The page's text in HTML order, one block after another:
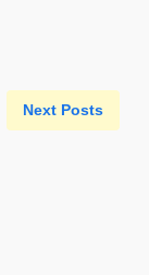
Next Posts